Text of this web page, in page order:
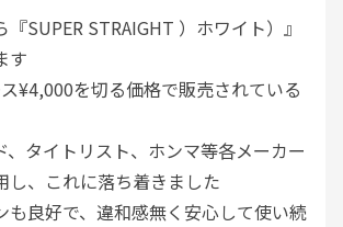
『SUPER STRAIGHT ）ホワイト）』
す
¥4,000を切る価格で販売されている
、タイトリスト、ホンマ等各メーカー
し、これに落ち着きました
も良好で、違和感無く安心して使い続